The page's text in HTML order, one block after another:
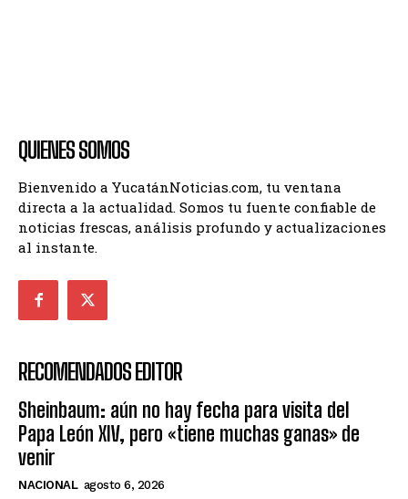
QUIENES SOMOS
Bienvenido a YucatánNoticias.com, tu ventana
directa a la actualidad. Somos tu fuente confiable de
noticias frescas, análisis profundo y actualizaciones
al instante.
RECOMENDADOS EDITOR
Sheinbaum: aún no hay fecha para visita del
Papa León XIV, pero «tiene muchas ganas» de
venir
NACIONAL agosto 6, 2026